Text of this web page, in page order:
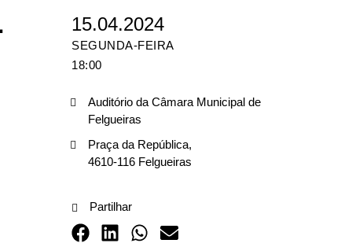
15.04.2024
SEGUNDA-FEIRA
18:00
Auditório da Câmara Municipal de
Felgueiras
Praça da República,
4610-116 Felgueiras
Partilhar